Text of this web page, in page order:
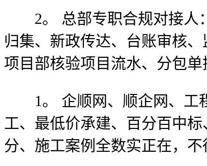
2。 总部专职合规对接人：
归集、新政传达、台账审核
项目部核验项目流水、分包单
1。 企顺网、顺企网、工程
工、最低价承建、百分百中
分、施工案例全数实正在，不